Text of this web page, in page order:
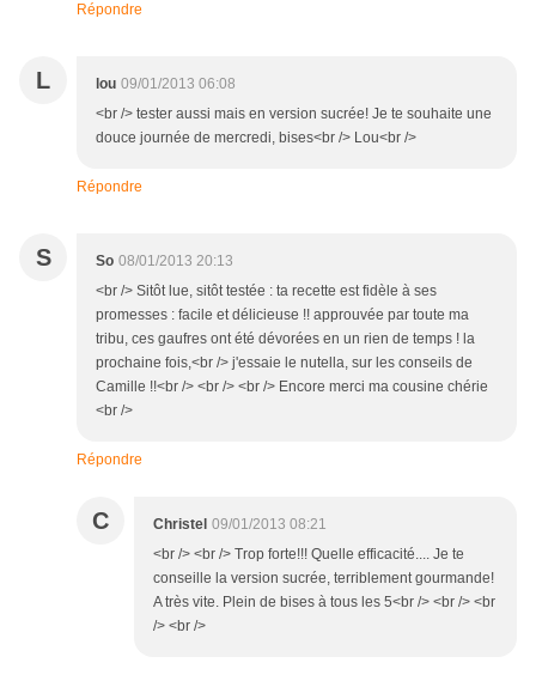
Répondre
L lou 09/01/2013 06:08
<br /> tester aussi mais en version sucrée! Je te souhaite une
douce journée de mercredi, bises<br /> Lou<br />
Répondre
S So 08/01/2013 20:13
<br /> Sitôt lue, sitôt testée : ta recette est fidèle à ses
promesses : facile et délicieuse !! approuvée par toute ma
tribu, ces gaufres ont été dévorées en un rien de temps ! la
prochaine fois,<br /> j'essaie le nutella, sur les conseils de
Camille !!<br /> <br /> <br /> Encore merci ma cousine chérie
<br />
Répondre
C Christel 09/01/2013 08:21
<br /> <br /> Trop forte!!! Quelle efficacité.... Je te
conseille la version sucrée, terriblement gourmande!
A très vite. Plein de bises à tous les 5<br /> <br /> <br
/> <br />